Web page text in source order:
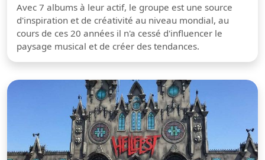
Avec 7 albums à leur actif, le groupe est une source
d'inspiration et de créativité au niveau mondial, au
cours de ces 20 années il n'a cessé d'influencer le
paysage musical et de créer des tendances.